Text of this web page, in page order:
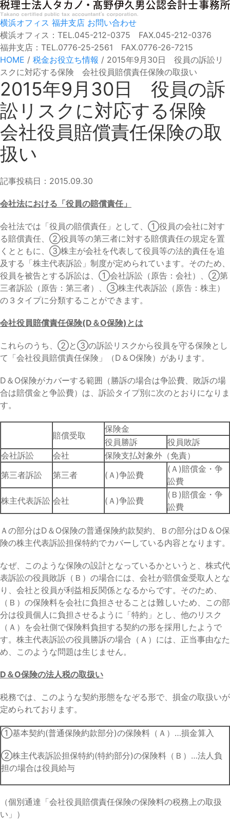
横浜オフィス 福井支店 お問い合わせ
横浜オフィス：TEL.045-212-0375 FAX.045-212-0376
福井支店：TEL.0776-25-2561 FAX.0776-26-7215
HOME / 税金お役立ち情報 / 2015年9月30日 役員の訴訟リ
スクに対応する保険 会社役員賠償責任保険の取扱い
2015年9月30日 役員の訴
訟リスクに対応する保険
会社役員賠償責任保険の取
扱い
記事投稿日：2015.09.30
会社法における「役員の賠償責任」
会社法では「役員の賠償責任」として、①役員の会社に対す
る賠償責任、②役員等の第三者に対する賠償責任の規定を置
くとともに、③株主が会社を代表して役員等の法的責任を追
及する「株主代表訴訟」制度が定められています。そのため、
役員を被告とする訴訟は、①会社訴訟（原告：会社）、②第
三者訴訟（原告：第三者）、③株主代表訴訟（原告：株主）
の３タイプに分類することができます。
会社役員賠償責任保険(D＆O保険)とは
これらのうち、②と③の訴訟リスクから役員を守る保険とし
て「会社役員賠償責任保険」（D＆O保険）があります。
D＆O保険がカバーする範囲（勝訴の場合は争訟費、敗訴の場
合は賠償金と争訟費）は、訴訟タイプ別に次のとおりになりま
す。
賠償受取
保険金
役員勝訴
役員敗訴
会社訴訟
会社
保険支払対象外（免責）
第三者訴訟 第三者 (Ａ)争訟費
(Ａ)賠償金・ 争
訟費
株主代表訴訟 会社 (Ａ)争訟費
(Ｂ)賠償金・ 争
訟費
Ａの部分はD＆O保険の普通保険約款契約、Ｂの部分はD＆O保
険の株主代表訴訟担保特約でカバーしている内容となります。
なぜ、このような保険の設計となっているかというと、株式代
表訴訟の役員敗訴（Ｂ）の場合には、会社が賠償金受取人とな
り、会社と役員が利益相反関係となるからです。そのため、
（Ｂ）の保険料を会社に負担させることは難しいため、この部
分は役員個人に負担させるように「特約」とし、他のリスク
（Ａ）を会社側で保険料負担する契約の形を採用したようで
す。株主代表訴訟の役員勝訴の場合（Ａ）には、正当事由なた
め、このような問題は生じません。
D＆O保険の法人税の取扱い
税務では、このような契約形態をなぞる形で、損金の取扱いが
定められております。
①基本契約(普通保険約款部分)の保険料（Ａ）…損金算入
②株主代表訴訟担保特約(特約部分)の保険料（Ｂ）…法人負
担の場合は役員給与
（個別通達「会社役員賠償責任保険の保険料の税務上の取扱
い」）